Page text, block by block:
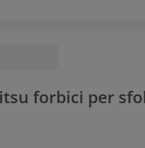
forbici per